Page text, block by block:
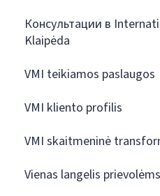
Консультации в
Klaipėda
VMI teikiamos paslaugos
VMI kliento profilis
VMI skaitmeninė
Vienas langelis